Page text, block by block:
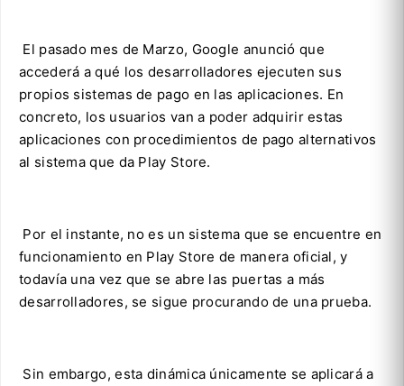
El pasado mes de Marzo, Google anunció que
accederá a qué los desarrolladores ejecuten sus
propios sistemas de pago en las aplicaciones. En
concreto, los usuarios van a poder adquirir estas
aplicaciones con procedimientos de pago alternativos
al sistema que da Play Store.
Por el instante, no es un sistema que se encuentre en
funcionamiento en Play Store de manera oficial, y
todavía una vez que se abre las puertas a más
desarrolladores, se sigue procurando de una prueba.
Sin embargo, esta dinámica únicamente se aplicará a